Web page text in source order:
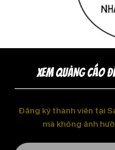
XEM QUẢNG CÁO
Đăng ký thành viên tại
mà không ảnh